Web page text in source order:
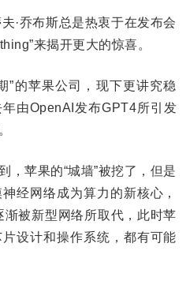
乔布斯总是热衷于在发布会
来揭开更大的惊喜。
苹果公司，现下更讲究稳
由OpenAI发布GPT4所引发
苹果的“城墙”被挖了，但是
经网络成为算力的新核心，
渐被新型网络所取代，此时苹
设计和操作系统，都有可能